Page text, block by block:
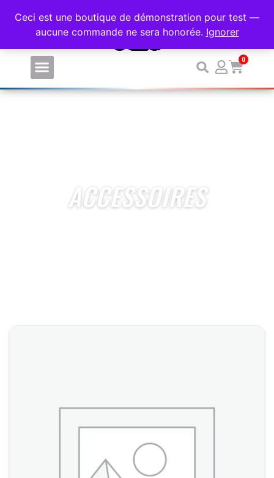
Ceci est une boutique de démonstration pour test —
aucune commande ne sera honorée. Ignorer
0
ACCESSOIRES